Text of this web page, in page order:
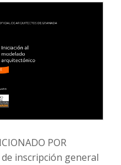
POR
inscripción general